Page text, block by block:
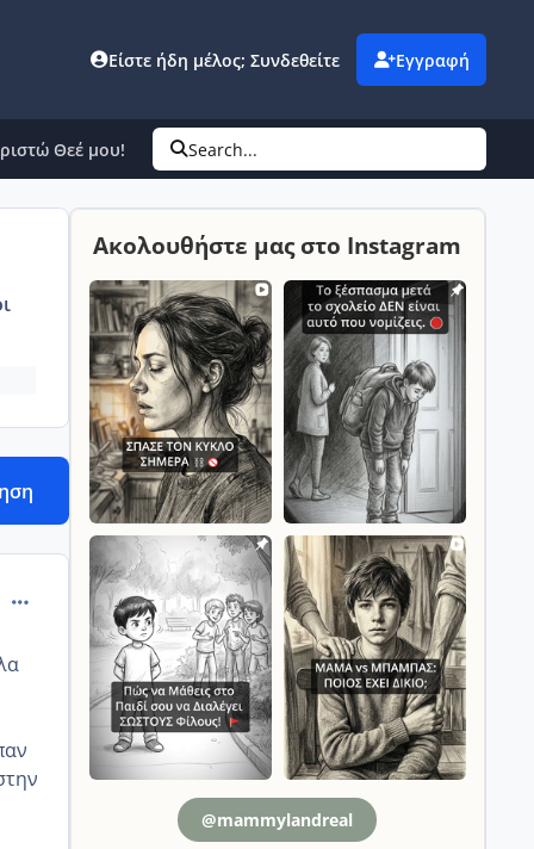
Είστε ήδη μέλος; Συνδεθείτε Εγγραφή
Θεέ μου! Search...
comment_902277
Ακολουθήστε μας στο Instagram
@mammylandreal